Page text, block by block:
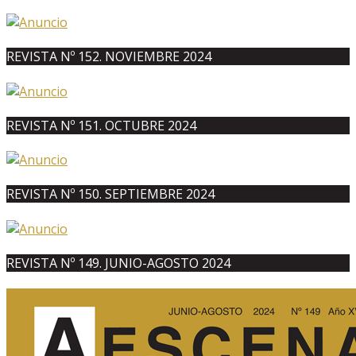
REVISTA Nº 152. NOVIEMBRE 2024
REVISTA Nº 151. OCTUBRE 2024
REVISTA Nº 150. SEPTIEMBRE 2024
REVISTA Nº 149. JUNIO-AGOSTO 2024